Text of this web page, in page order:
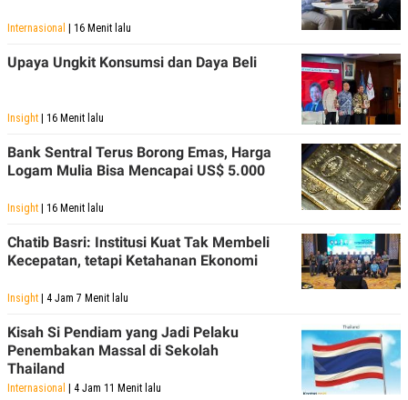
Internasional | 16 Menit lalu
Upaya Ungkit Konsumsi dan Daya Beli
Insight | 16 Menit lalu
Bank Sentral Terus Borong Emas, Harga
Logam Mulia Bisa Mencapai US$ 5.000
Insight | 16 Menit lalu
Chatib Basri: Institusi Kuat Tak Membeli
Kecepatan, tetapi Ketahanan Ekonomi
Insight | 4 Jam 7 Menit lalu
Kisah Si Pendiam yang Jadi Pelaku
Penembakan Massal di Sekolah
Thailand
Internasional | 4 Jam 11 Menit lalu